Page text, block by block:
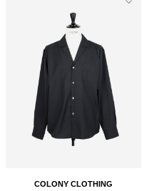
COLONY CLOTHING